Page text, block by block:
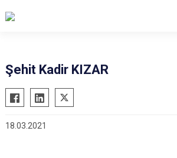
Şehit Kadir KIZAR
18.03.2021